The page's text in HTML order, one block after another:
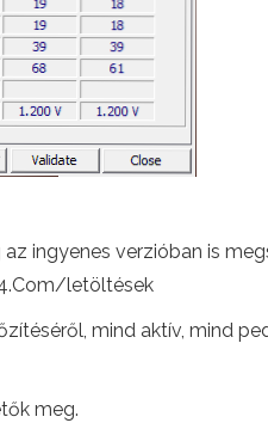
ingyenes verzióban is
letöltések
mind aktív, mind
meg.